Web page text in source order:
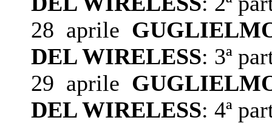
28 aprile
DEL WIRELESS: 3ª
29 aprile
DEL WIRELESS: 4ª